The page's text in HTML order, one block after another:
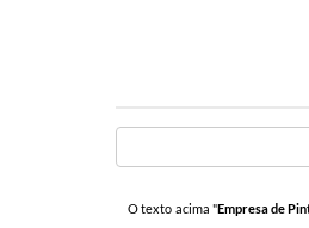
O texto acima "Empresa de